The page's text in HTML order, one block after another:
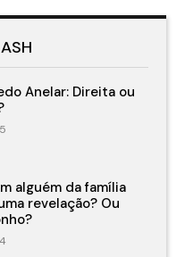
Anelar: Direita ou
alguém da família
revelação? Ou